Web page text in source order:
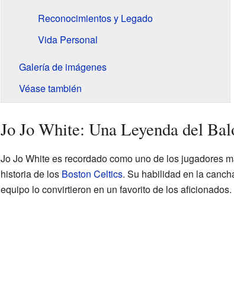
Reconocimientos y Legado
Vida Personal
Galería de imágenes
Véase también
Jo Jo White: Una Leyenda del
Jo Jo White es recordado como uno de los jugadores
historia de los Boston Celtics. Su habilidad en la
equipo lo convirtieron en un favorito de los aficionados.